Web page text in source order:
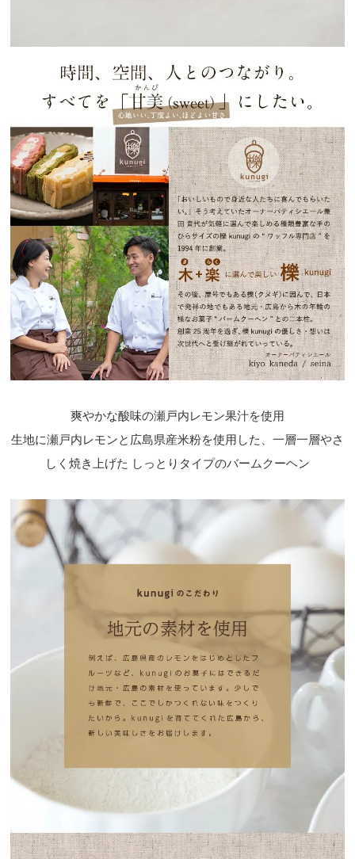
爽やかな酸味の瀬戸内レモン果汁を使用
生地に瀬戸内レモンと広島県産米粉を使用した、一層一層やさ
しく焼き上げた しっとりタイプのバームクーヘン